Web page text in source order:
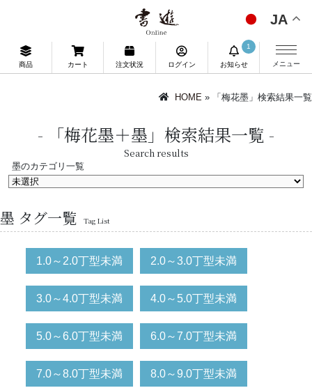
JA
商品 カート 注文状況 ログイン お知らせ
1
メニュー
HOME » 「梅花墨」検索結果一覧
「梅花墨＋墨」検索結果一覧
Search results
墨のカテゴリ一覧
墨 タグ一覧 Tag List
1.0～2.0丁型未満 2.0～3.0丁型未満
3.0～4.0丁型未満 4.0～5.0丁型未満
5.0～6.0丁型未満 6.0～7.0丁型未満
7.0～8.0丁型未満 8.0～9.0丁型未満